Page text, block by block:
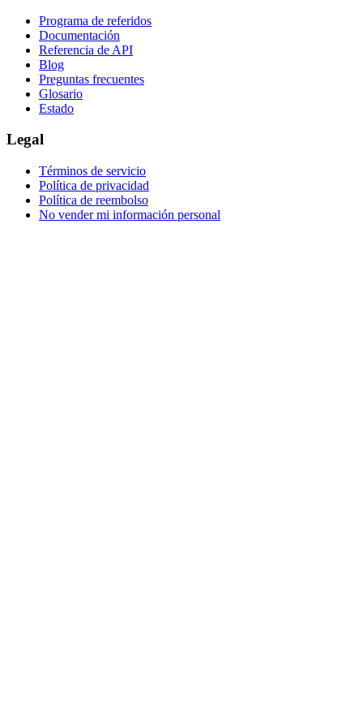
Programa de referidos
Documentación
Referencia de API
Blog
Preguntas frecuentes
Glosario
Estado
Legal
Términos de servicio
Política de privacidad
Política de reembolso
No vender mi información personal